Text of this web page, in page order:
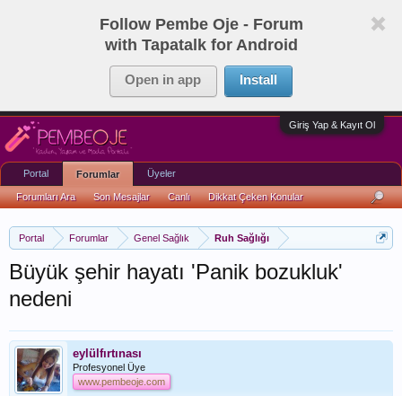
Follow Pembe Oje - Forum
with Tapatalk for Android
Open in app Install
Giriş Yap & Kayıt Ol
Portal Forumlar Genel Sağlık Ruh Sağlığı
Büyük şehir hayatı 'Panik bozukluk'
nedeni
eylülfırtınası
Profesyonel Üye
www.pembeoje.com
Portal Forumlar
Forumları Ara Son Mesajlar Canlı Dikkat Çeken Konular
Üyeler